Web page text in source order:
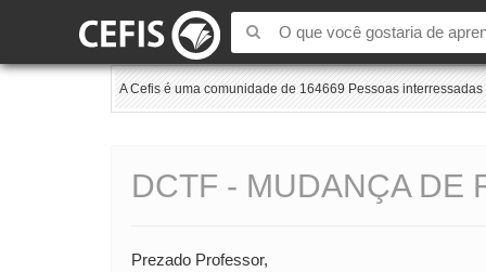
A Cefis é uma comunidade de 164669 Pessoas
DCTF - MUDANÇA DE
Prezado Professor,